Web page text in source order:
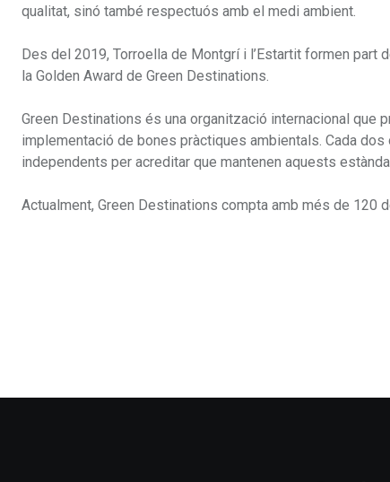
qualitat, sinó també respectuós amb el medi ambient.
Des del 2019, Torroella de Montgrí i l’Estartit formen
la Golden Award de Green Destinations.
Green Destinations és una organització internacional
implementació de bones pràctiques ambientals. Cada
independents per acreditar que mantenen aquests
Actualment, Green Destinations compta amb més de 120